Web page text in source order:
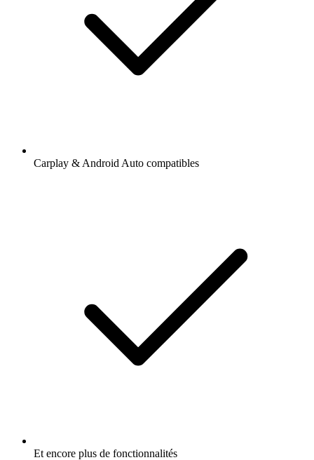
Carplay & Android Auto compatibles
Et encore plus de fonctionnalités